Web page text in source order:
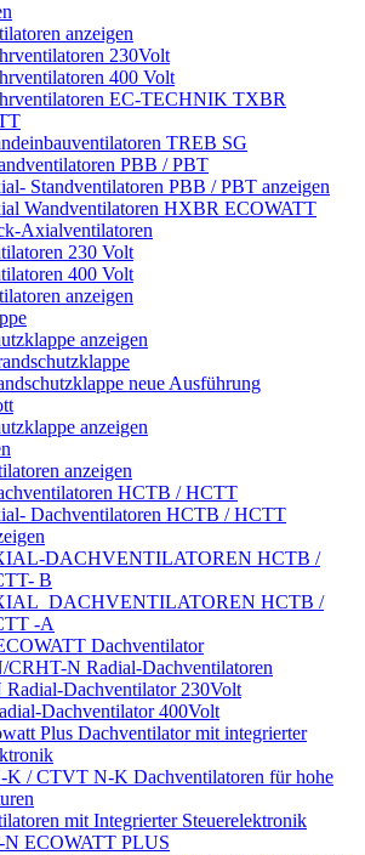
anzeigen
230Volt
400 Volt
EC-TECHNIK TXBR
TREB SG
PBB / PBT
Standventilatoren PBB / PBT anzeigen
Wandventilatoren HXBR ECOWATT
Axialventilatoren
230 Volt
400 Volt
anzeigen
anzeigen
neue Ausführung
anzeigen
anzeigen
HCTB / HCTT
Dachventilatoren HCTB / HCTT
DACHVENTILATOREN HCTB /
B
HCTB /
-A
Dachventilator
N Radial-Dachventilatoren
Dachventilator 230Volt
Dachventilator 400Volt
Plus Dachventilator mit integrierter
/ CTVT N-K Dachventilatoren für hohe
mit Integrierter Steuerelektronik
ECOWATT PLUS